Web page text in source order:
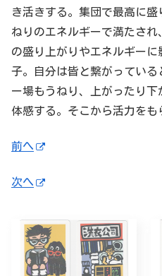
き活きする。集団で最高に
ねりのエネルギーで満たさ
の盛り上がりやエネルギー
子。自分は皆と繋がってい
ー場もうねり、上がったり
体感する。そこから活力を
前へ
次へ